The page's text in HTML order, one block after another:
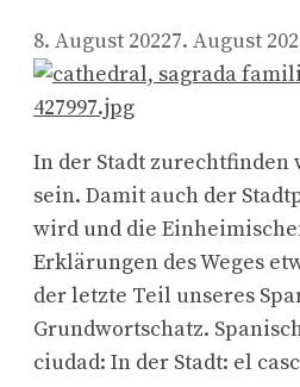
8. August 20227. August
In der Stadt
sein. Damit auch der
wird und die
Erklärungen des Weges
der letzte Teil unseres
Grundwortschatz.
ciudad: In der Stadt: el